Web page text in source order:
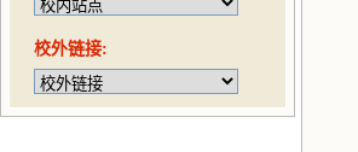
校外链接: